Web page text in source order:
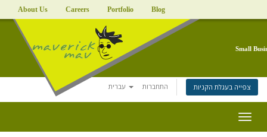
About Us Careers Portfolio Blog
Small
התחברות צפייה בעגלת הקניות